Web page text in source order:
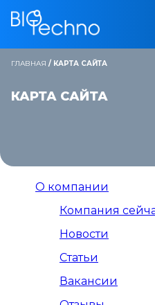
ГЛАВНАЯ / КАРТА САЙТА
КАРТА САЙТА
О компании
Компания
Новости
Статьи
Вакансии